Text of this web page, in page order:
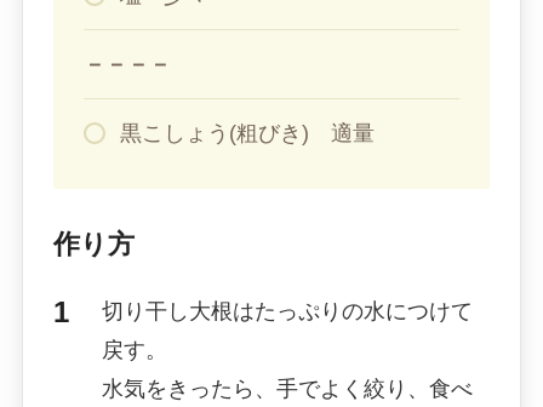
－－－－
黒こしょう(粗びき) 適量
作り方
切り干し大根はたっぷりの水につけて
戻す。
水気をきったら、手でよく絞り、食べ